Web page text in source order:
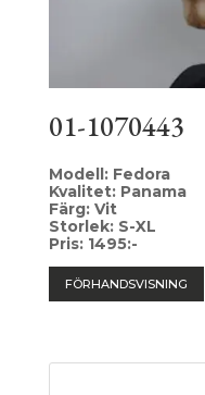
01-1070443
Modell: Fedora
Kvalitet: Panama
Färg: Vit
Storlek: S-XL
Pris: 1495:-
FÖRHANDSVISNING